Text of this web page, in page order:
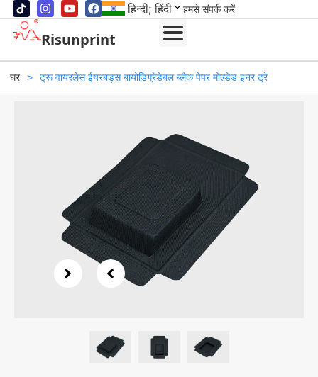
हिन्दी; हिंदी हमसे संपर्क करें
Risunprint
घर > ट्रू वायरलेस ईयरबड्स बायोडिग्रेडेबल ब्लैक पेपर मोल्डेड इनर ट्रे